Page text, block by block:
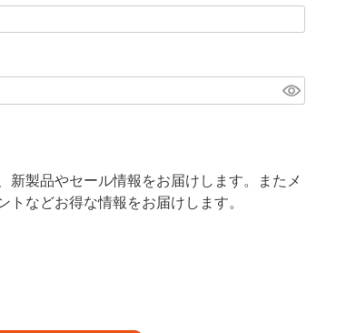
新製品やセール情報をお届けします。またメ
などお得な情報をお届けします。